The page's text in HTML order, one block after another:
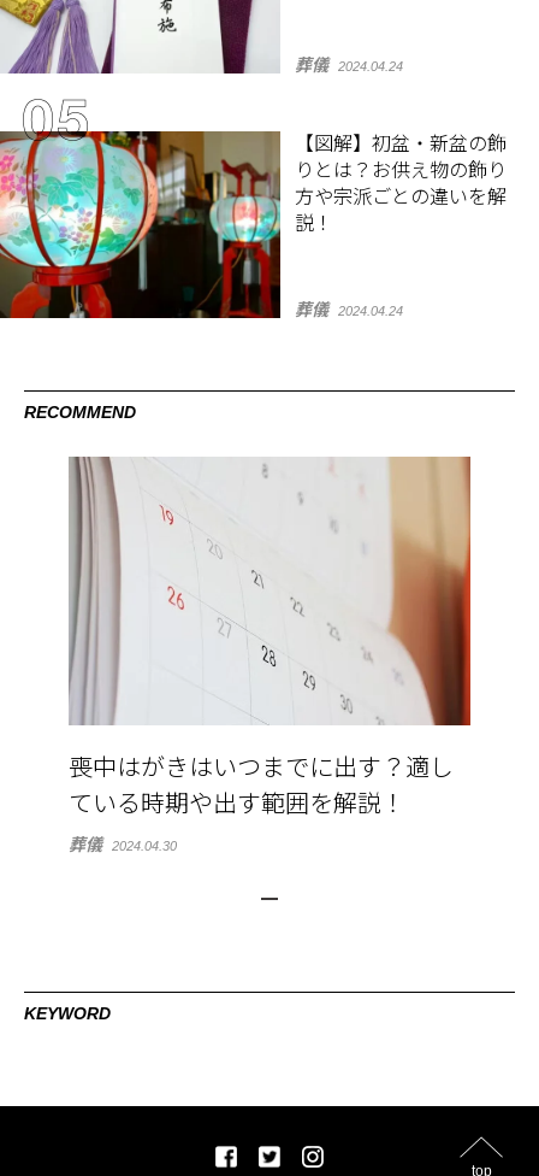
葬儀 2024.04.24
【図解】初盆・新盆の飾
りとは？お供え物の飾り
方や宗派ごとの違いを解
説！
葬儀 2024.04.24
RECOMMEND
喪中はがきはいつまでに出す？適し
ている時期や出す範囲を解説！
葬儀 2024.04.30
KEYWORD
top